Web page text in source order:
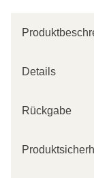
Details
Rückgabe